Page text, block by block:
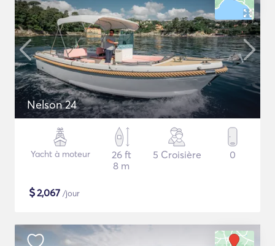
Nelson 24
Yacht à moteur
26 ft
8 m
5 Croisière 0
$2,067 /jour